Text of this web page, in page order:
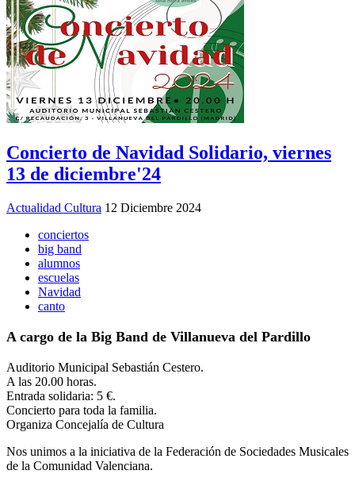
Concierto de Navidad Solidario, viernes
13 de diciembre'24
Actualidad Cultura 12 Diciembre 2024
conciertos
big band
alumnos
escuelas
Navidad
canto
A cargo de la Big Band de Villanueva del Pardillo
Auditorio Municipal Sebastián Cestero.
A las 20.00 horas.
Entrada solidaria: 5 €.
Concierto para toda la familia.
Organiza Concejalía de Cultura
Nos unimos a la iniciativa de la Federación de Sociedades Musicales
de la Comunidad Valenciana.